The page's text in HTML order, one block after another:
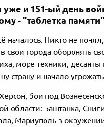
уже и 151-ый день
- "таблетка
началось. Никто не
в свои города оборонять
море техники,
страну и начало
бои под
области: Баштанка,
Мариуполь в